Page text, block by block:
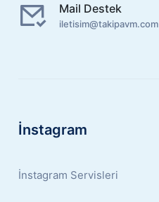
Mail Destek
iletisim@takipavm.com
İnstagram
İnstagram Servisleri